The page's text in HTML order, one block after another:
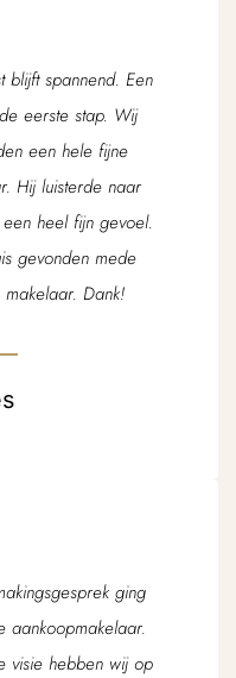
blijft spannend. Een
eerste stap. Wij
een hele fijne
Hij luisterde naar
heel fijn gevoel.
gevonden mede
Dank!
ging
aankoopmakelaar.
visie hebben wij op